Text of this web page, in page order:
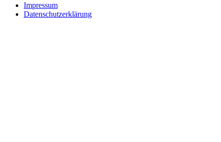
Impressum
Datenschutzerklärung